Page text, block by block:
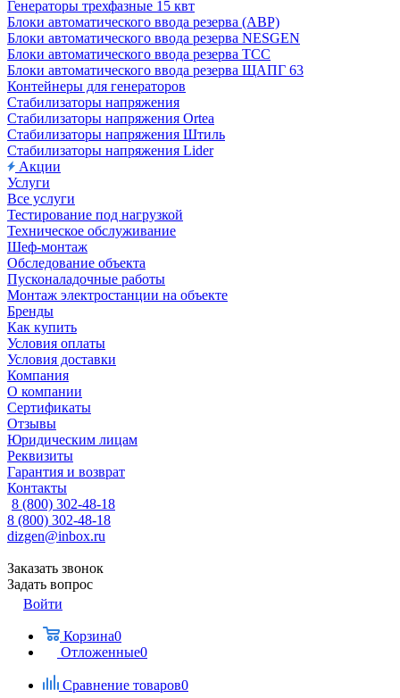
Генераторы трехфазные 15 квт
Блоки автоматического ввода резерва (АВР)
Блоки автоматического ввода резерва NESGEN
Блоки автоматического ввода резерва ТСС
Блоки автоматического ввода резерва ЩАПГ 63
Контейнеры для генераторов
Стабилизаторы напряжения
Стабилизаторы напряжения Ortea
Стабилизаторы напряжения Штиль
Стабилизаторы напряжения Lider
Акции
Услуги
Все услуги
Тестирование под нагрузкой
Техническое обслуживание
Шеф-монтаж
Обследование объекта
Пусконаладочные работы
Монтаж электростанции на объекте
Бренды
Как купить
Условия оплаты
Условия доставки
Компания
О компании
Сертификаты
Отзывы
Юридическим лицам
Реквизиты
Гарантия и возврат
Контакты
8 (800) 302-48-18
8 (800) 302-48-18
dizgen@inbox.ru
Заказать звонок
Задать вопрос
Войти
Корзина0
Отложенные0
Сравнение товаров0